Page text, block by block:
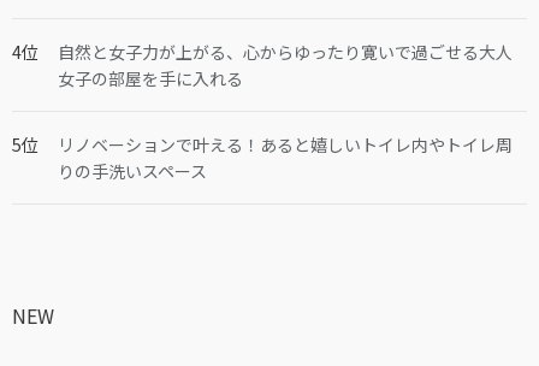
自然と女子力が上がる、心からゆったり寛いで過ごせる大人
女子の部屋を手に入れる
リノベーションで叶える！あると嬉しいトイレ内やトイレ周
りの手洗いスペース
NEW